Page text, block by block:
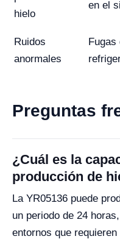
hielo
en el
Ruidos
anormales
Fugas
Preguntas
¿Cuál es la
producción de
La YR05136 puede
un periodo de 24
entornos que